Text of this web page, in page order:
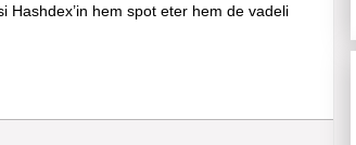
Hashdex’in hem spot eter hem de vadeli